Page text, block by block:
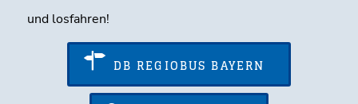
und losfahren!
DB REGIOBUS BAYERN